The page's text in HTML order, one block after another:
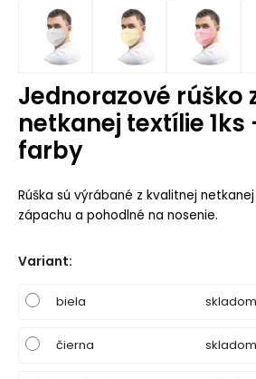
Jednorazové rúško
netkanej textílie 1ks
farby
Rúška sú výrábané z kvalitnej
zápachu a pohodlné na nosenie.
Variant:
biela skladom
čierna